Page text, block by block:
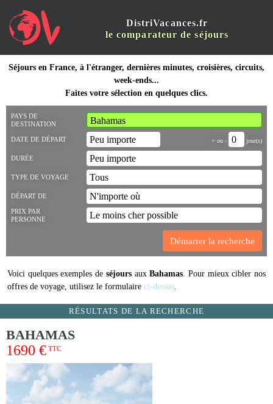
DistriVacances.fr
le comparateur de séjours
Séjours en France, à l'étranger, dernières minutes, croisières, circuits,
week-ends...
Faites votre sélection en quelques clics.
PAYS DE
DESTINATION
DATE DE DÉPART + ou - jour(s)
DURÉE
TYPE DE VOYAGE
DÉPART DE
PRIX PAR
PERSONNE
Voici quelques exemples de séjoursauxBahamas. Pour mieux cibler nos
offres de voyage, utilisez le formulaire ci-dessus.
RÉSULTATS DE LA RECHERCHE
BAHAMAS
1690 € TTC